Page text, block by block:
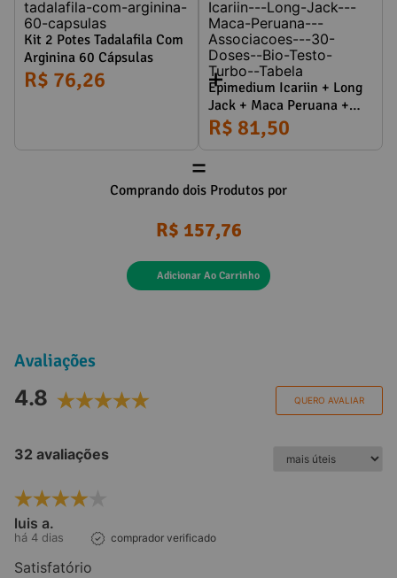
Kit 2 Potes Tadalafila Com
Arginina 60 Cápsulas
R$ 76,26
Epimedium Icariin + Long
Jack + Maca Peruana +
Associações - 30 Doses |
(Bio Testo Turbo)
R$ 81,50
=
Comprando dois Produtos por
R$ 157,76
Adicionar Ao Carrinho
Avaliações
4.8 QUERO AVALIAR
32 avaliações
luis a.
há 4 dias comprador verificado
Satisfatório